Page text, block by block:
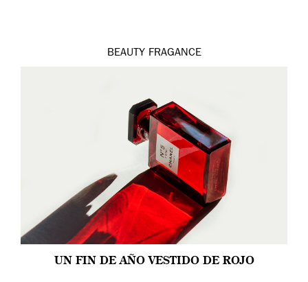
BEAUTY FRAGANCE
UN FIN DE AÑO VESTIDO DE ROJO